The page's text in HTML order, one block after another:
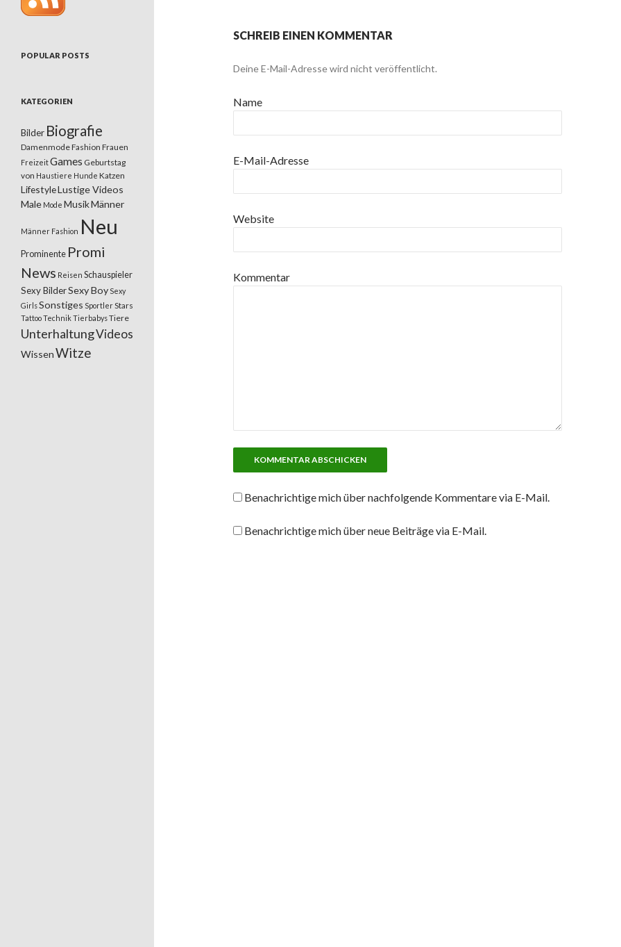
SCHREIB EINEN KOMMENTAR
Deine E-Mail-Adresse wird nicht veröffentlicht.
Name
E-Mail-Adresse
Website
Kommentar
Benachrichtige mich über nachfolgende Kommentare via E-Mail.
Benachrichtige mich über neue Beiträge via E-Mail.
POPULAR POSTS
KATEGORIEN
Bilder Biografie
DamenmodeFashion Frauen
FreizeitGames Geburtstag
von Haustiere Hunde Katzen
LifestyleLustige Videos
Male Mode MusikMänner
Männer Fashion Neu
Prominente Promi
News Reisen Schauspieler
Sexy BilderSexy Boy Sexy
GirlsSonstiges SportlerStars
TattooTechnikTierbabysTiere
UnterhaltungVideos
WissenWitze